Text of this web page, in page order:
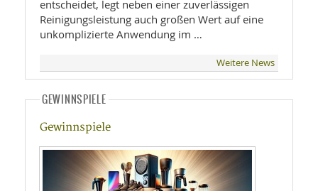
entscheidet, legt neben einer zuverlässigen
Reinigungsleistung auch großen Wert auf eine
unkomplizierte Anwendung im …
Weitere News
GEWINNSPIELE
Gewinnspiele